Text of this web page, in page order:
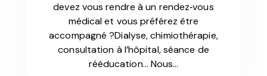
devez vous rendre à un rendez‑vous
médical et vous préférez être
accompagné ?Dialyse, chimiothérapie,
consultation à l’hôpital, séance de
rééducation… Nous…